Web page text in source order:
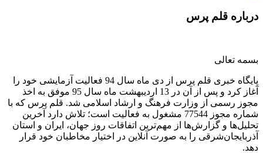
درباره قلم پرس
بسمه تعالی
پایگاه خبری قلم پرس از دی ماه سال 94 فعالیت آزمایشی خود را
آغاز کرد و پس از آن در 13 اردیبهشت ماه سال 95 موفق به اخذ
مجوز رسمی از وزارت فرهنگ و ارشاد اسلامی شد. قلم پرس که با
شماره مجوز 77544 مشغول به فعالیت است؛ تلاش دارد آخرین
تحلیل‌ها و گزارش‌ها از مهم‌ترین اتفاقات روز جهان، ایران و استان
آذربایجان‌شرقی را به صورت آنلاین در اختیار مخاطبان خود قرار
دهد.